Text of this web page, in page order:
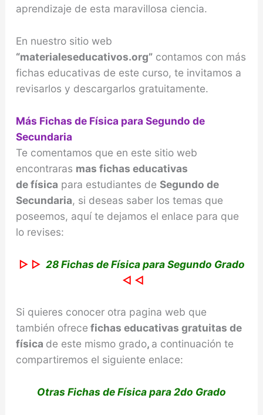
aprendizaje de esta maravillosa ciencia.
En nuestro sitio web
“materialeseducativos.org”contamos con más
fichas educativas de este curso, te invitamos a
revisarlos y descargarlos gratuitamente.
Más Fichas de Física para Segundo de
Secundaria
Te comentamos que en este sitio web
encontraras mas fichas educativas
de física para estudiantes de Segundo de
Secundaria, si deseas saber los temas que
poseemos, aquí te dejamos el enlace para que
lo revises:
▷ ▷ 28 Fichas de Física para Segundo Grado
◁ ◁
Si quieres conocer otra pagina web que
también ofrece fichas educativas gratuitas de
física de este mismo grado, a continuación te
compartiremos el siguiente enlace:
Otras Fichas de Física para 2do Grado